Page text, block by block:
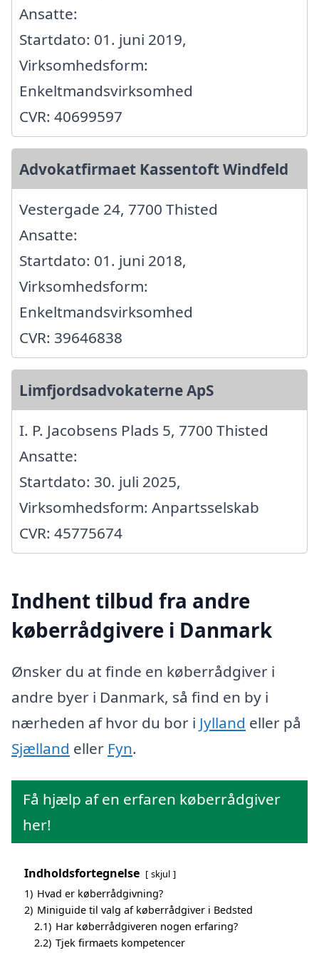
Ansatte:
Startdato: 01. juni 2019,
Virksomhedsform:
Enkeltmandsvirksomhed
CVR: 40699597
Advokatfirmaet Kassentoft Windfeld
Vestergade 24, 7700 Thisted
Ansatte:
Startdato: 01. juni 2018,
Virksomhedsform:
Enkeltmandsvirksomhed
CVR: 39646838
Limfjordsadvokaterne ApS
I. P. Jacobsens Plads 5, 7700 Thisted
Ansatte:
Startdato: 30. juli 2025,
Virksomhedsform: Anpartsselskab
CVR: 45775674
Indhent tilbud fra andre
køberrådgivere i Danmark
Ønsker du at finde en køberrådgiver i
andre byer i Danmark, så find en by i
nærheden af hvor du bor i Jylland eller på
Sjælland eller Fyn.
Få hjælp af en erfaren køberrådgiver
her!
Indholdsfortegnelse skjul
1) Hvad er køberrådgivning?
2) Miniguide til valg af køberrådgiver i Bedsted
2.1) Har køberrådgiveren nogen erfaring?
2.2) Tjek firmaets kompetencer